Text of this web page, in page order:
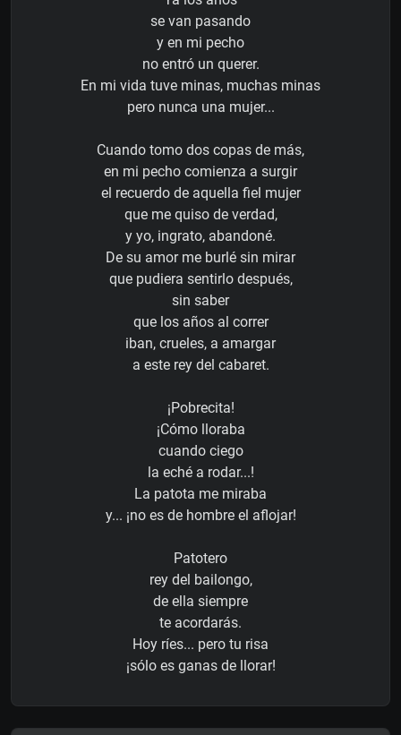
se van pasando
y en mi pecho
no entró un querer.
En mi vida tuve minas, muchas minas
pero nunca una mujer...
Cuando tomo dos copas de más,
en mi pecho comienza a surgir
el recuerdo de aquella fiel mujer
que me quiso de verdad,
y yo, ingrato, abandoné.
De su amor me burlé sin mirar
que pudiera sentirlo después,
sin saber
que los años al correr
iban, crueles, a amargar
a este rey del cabaret.
¡Pobrecita!
¡Cómo lloraba
cuando ciego
la eché a rodar...!
La patota me miraba
y... ¡no es de hombre el aflojar!
Patotero
rey del bailongo,
de ella siempre
te acordarás.
Hoy ríes... pero tu risa
¡sólo es ganas de llorar!